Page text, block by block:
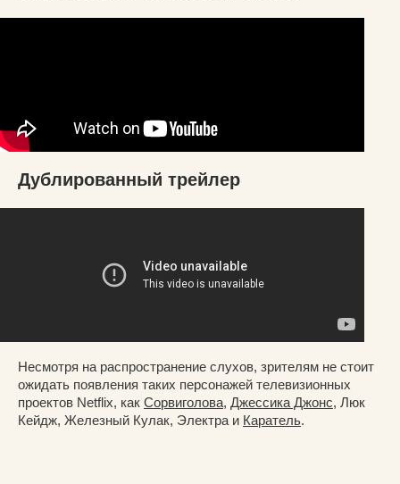
Дублированный трейлер
Несмотря на распространение слухов, зрителям не стоит
ожидать появления таких персонажей телевизионных
проектов Netflix, как Сорвиголова, Джессика Джонс, Люк
Кейдж, Железный Кулак, Электра и Каратель.